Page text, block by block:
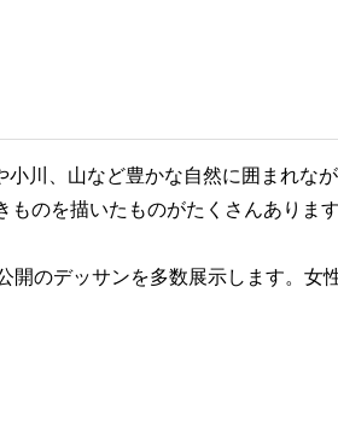
川、山など豊かな自然に囲まれな
のを描いたものがたくさんありま
のデッサンを多数展示します。女